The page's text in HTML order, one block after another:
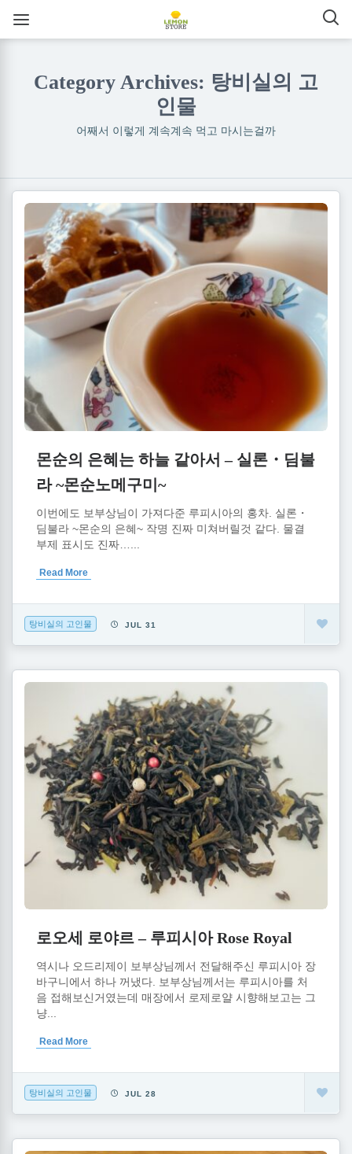
Category Archives: 탕비실의 고
인물
어째서 이렇게 계속계속 먹고 마시는걸까
몬순의 은혜는 하늘 같아서 – 실론・딤불
라 ~몬순노메구미~
이번에도 보부상님이 가져다준 루피시아의 홍차. 실론・
딤불라 ~몬순의 은혜~ 작명 진짜 미쳐버릴것 같다. 물결
부제 표시도 진짜…...
Read More
탕비실의 고인물 JUL 31
로오세 로야르 – 루피시아 Rose Royal
역시나 오드리제이 보부상님께서 전달해주신 루피시아 장
바구니에서 하나 꺼냈다. 보부상님께서는 루피시아를 처
음 접해보신거였는데 매장에서 로제로얄 시향해보고는 그
냥...
Read More
탕비실의 고인물 JUL 28